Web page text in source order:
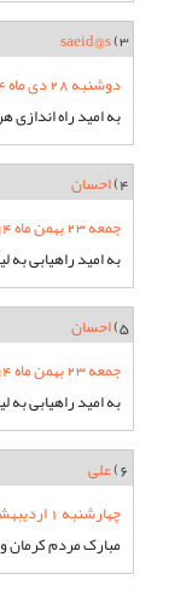
3)
saeid@s
دوشنبه 28 دی ماه 1394 ساعت 22:13
به امید راه
4) احسان
جمعه 23 بهمن ماه 1394 ساعت 09:52
به امید راهیابی به
5) احسان
جمعه 23 بهمن ماه 1394 ساعت 09:58
به امید راهیابی به
6) علی
چهارشنبه 1 اردیبهشت ماه 1395 ساعت 01:47
مبارک مردم کرمان